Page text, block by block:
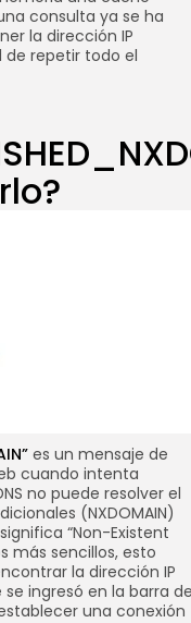
consulta ya se ha
la dirección IP
repetir todo el
es un mensaje de
cuando intenta
no puede resolver el
(NXDOMAIN)
“Non-Existent
más sencillos, esto
la dirección IP
ingresó en la barra
una conexión